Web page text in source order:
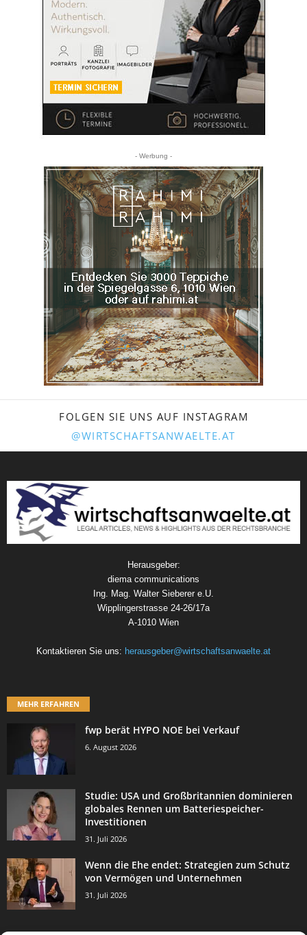
- Werbung -
FOLGEN SIE UNS AUF INSTAGRAM
@WIRTSCHAFTSANWAELTE.AT
Herausgeber:
diema communications
Ing. Mag. Walter Sieberer e.U.
Wipplingerstrasse 24-26/17a
A-1010 Wien
Kontaktieren Sie uns: herausgeber@wirtschaftsanwaelte.at
MEHR ERFAHREN
fwp berät HYPO NOE bei Verkauf
6. August 2026
Studie: USA und Großbritannien dominieren
globales Rennen um Batteriespeicher-
Investitionen
31. Juli 2026
Wenn die Ehe endet: Strategien zum Schutz
von Vermögen und Unternehmen
31. Juli 2026